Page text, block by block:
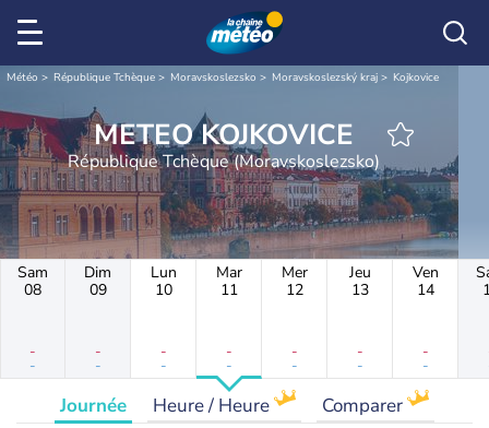
Météo République Tchèque Moravskoslezsko Moravskoslezský kraj Kojkovice
METEO KOJKOVICE
République Tchèque (Moravskoslezsko)
Sam
08
-
-
Dim
09
-
-
Lun
10
-
-
Mar
11
-
-
Mer
12
-
-
Jeu
13
-
-
Ven
14
-
-
Journée Heure / Heure Comparer